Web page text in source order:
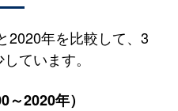
2020年を比較して、3
ています。
2020年）